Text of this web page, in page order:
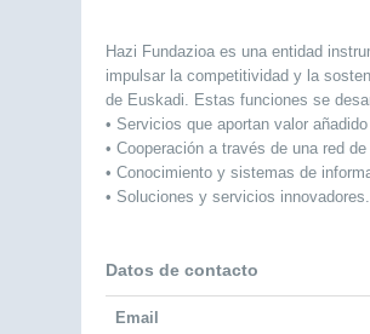
Hazi Fundazioa es una entidad
impulsar la competitividad y la
de Euskadi. Estas funciones se
• Servicios que aportan valor
• Cooperación a través de una red
• Conocimiento y sistemas de
• Soluciones y servicios innovadores.
Datos de contacto
Email